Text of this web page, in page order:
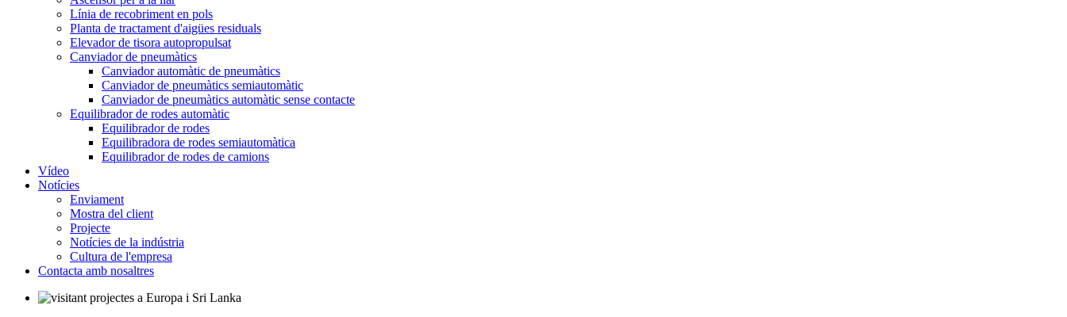
Línia de recobriment en pols
Planta de tractament d'aigües residuals
Elevador de tisora ​​autopropulsat
Canviador de pneumàtics
Canviador automàtic de pneumàtics
Canviador de pneumàtics semiautomàtic
Canviador de pneumàtics automàtic sense contacte
Equilibrador de rodes automàtic
Equilibrador de rodes
Equilibradora de rodes semiautomàtica
Equilibrador de rodes de camions
Vídeo
Notícies
Enviament
Mostra del client
Projecte
Notícies de la indústria
Cultura de l'empresa
Contacta amb nosaltres